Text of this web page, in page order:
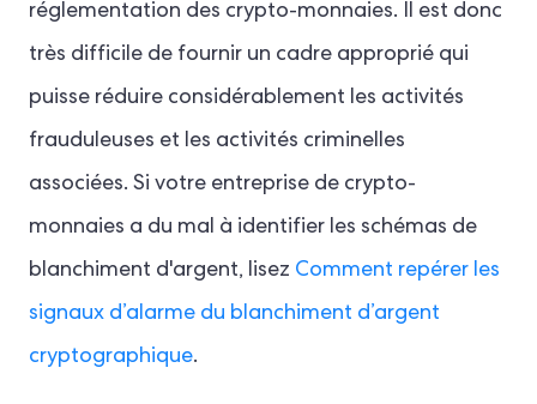
réglementation des crypto-monnaies. Il est donc
très difficile de fournir un cadre approprié qui
puisse réduire considérablement les activités
frauduleuses et les activités criminelles
associées. Si votre entreprise de crypto-
monnaies a du mal à identifier les schémas de
blanchiment d'argent, lisez Comment repérer les
signaux d’alarme du blanchiment d’argent
cryptographique.